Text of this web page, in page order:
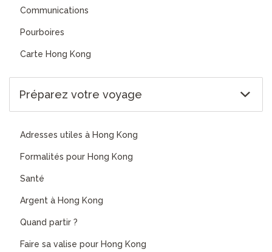
Communications
Pourboires
Carte Hong Kong
Préparez votre voyage
Adresses utiles à Hong Kong
Formalités pour Hong Kong
Santé
Argent à Hong Kong
Quand partir ?
Faire sa valise pour Hong Kong